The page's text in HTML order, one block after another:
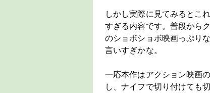
しかし実際に見てみるとこ
すぎる内容です。普段から
のショボショボ映画っぷり
言いすぎかな。
一応本作はアクション映画
し、ナイフで切り付けても